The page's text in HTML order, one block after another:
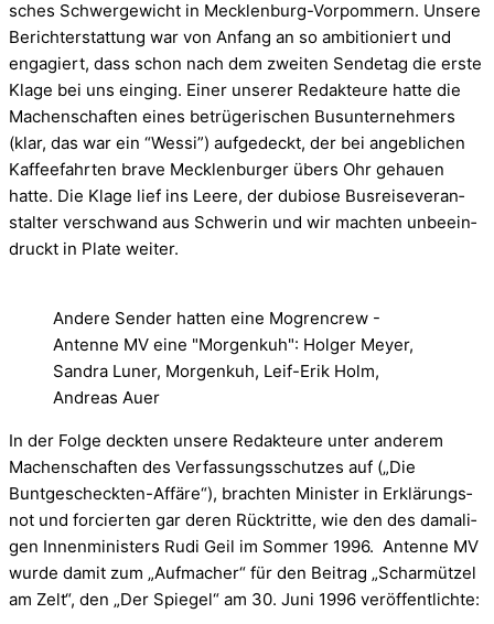
sches Schwer­ge­wicht in Mecklenburg-Vorpommern. Unsere
Bericht­er­stat­tung war von Anfang an so ambi­tio­niert und
enga­giert, dass schon nach dem zwei­ten Sen­de­tag die erste
Klage bei uns ein­ging. Einer unse­rer Redak­teure hatte die
Machen­schaf­ten eines betrü­ge­ri­schen Bus­un­ter­neh­mers
(klar, das war ein “Wessi”) auf­ge­deckt, der bei angeb­li­chen
Kaf­fee­fahr­ten brave Meck­len­bur­ger übers Ohr gehauen
hatte. Die Klage lief ins Leere, der dubiose Bus­rei­se­ver­an­
stal­ter ver­schwand aus Schwe­rin und wir mach­ten unbe­ein­
druckt in Plate wei­ter.
Andere Sender hatten eine Mogrencrew -
Antenne MV eine "Morgenkuh": Holger Meyer,
Sandra Luner, Morgenkuh, Leif-Erik Holm,
Andreas Auer
In der Folge deck­ten unsere Redak­teure unter ande­rem
Machen­schaf­ten des Ver­fas­sungs­schut­zes auf („Die
Buntgescheckten-Affäre“), brach­ten Minis­ter in Erklä­rungs­
not und for­cier­ten gar deren Rück­tritte, wie den des dama­li­
gen Innen­mi­nis­ters Rudi Geil im Som­mer 1996. Antenne MV
wurde damit zum „Aufmacher“ für den Beitrag „Scharmützel
am Zelt“, den „Der Spiegel“ am 30. Juni 1996 veröffentlichte: